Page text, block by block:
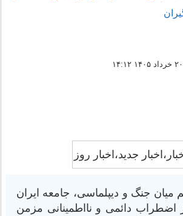
میان جنگ و دیپلماسی، جامعه ایران
اضطراب دائمی و نااطمینانی مزمن